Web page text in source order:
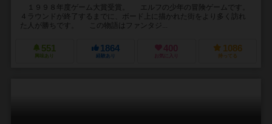
１９９８年度ゲーム大賞受賞。 エルフの少年の冒険ゲームです。
４ラウンドが終了するまでに、ボード上に描かれた街をより多く訪れ
た人が勝ちです。 この物語はファンタジ...
551
興味あり
1864
経験あり
400
お気に入り
1086
持ってる